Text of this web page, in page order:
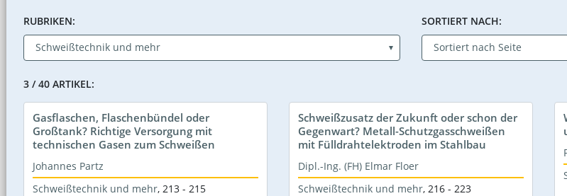
RUBRIKEN: SORTIERT NACH:
3 / 40 ARTIKEL:
Gasflaschen, Flaschenbündel oder
Großtank? Richtige Versorgung mit
technischen Gasen zum Schweißen
Johannes Partz
Schweißtechnik und mehr, 213 - 215
Schweißzusatz der Zukunft oder schon der
Gegenwart? Metall-Schutzgasschweißen
mit Fülldrahtelektroden im Stahlbau
Dipl.-Ing. (FH) Elmar Floer
Schweißtechnik und mehr, 216 - 223